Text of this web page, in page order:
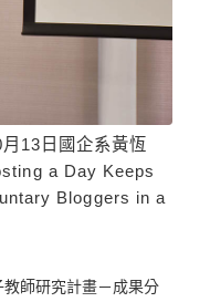
13日國企系黃恆
a Day Keeps
Bloggers in a
師研究計畫－成果分